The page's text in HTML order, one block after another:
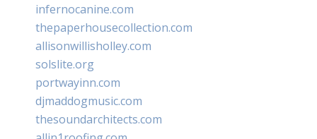
infernocanine.com
thepaperhousecollection.com
allisonwillisholley.com
solslite.org
portwayinn.com
djmaddogmusic.com
thesoundarchitects.com